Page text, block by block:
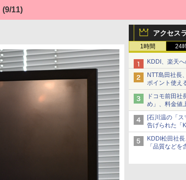
(9/11)
アクセス
1時間 24
KDDI、楽天
NTT島田社長
ポイント使え
ドコモ前田社
め」、料金値
[石川温の「
告げられた「
マップの落と
KDDI松田社
「品質などを